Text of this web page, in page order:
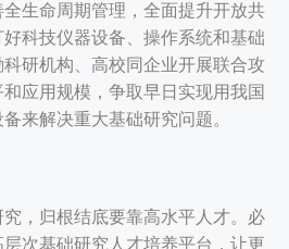
生命周期管理，全面提升开放共
科技仪器设备、操作系统和基础
研机构、高校同企业开展联合攻
应用规模，争取早日实现用我国
来解决重大基础研究问题。
，归根结底要靠高水平人才。必
次基础研究人才培养平台，让更